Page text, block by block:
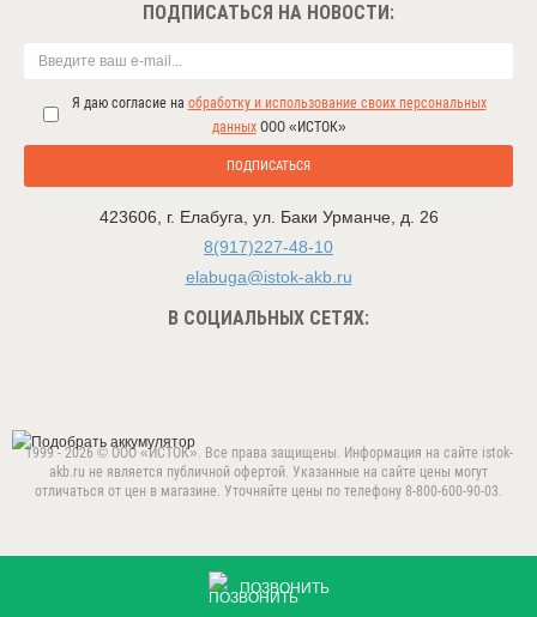
ПОЗВОНИТЬ
ПОДПИСАТЬСЯ НА НОВОСТИ:
Я даю согласие на обработку и использование своих персональных
данныхООО «ИСТОК»
ПОДПИСАТЬСЯ
423606 г. Елабуга ул. Баки Урманче, д. 26
8(917)227-48-10
elabuga@istok-akb.ru
В СОЦИАЛЬНЫХ СЕТЯХ:
1999 - 2026 © ООО «ИСТОК». Все права защищены. Информация на сайте istok-
akb.ru не является публичной офертой. Указанные на сайте цены могут
отличаться от цен в магазине. Уточняйте цены по телефону 8-800-600-90-03.
Продолжая использовать данный сайт, вы соглашаетесь с
cookie-файлов.